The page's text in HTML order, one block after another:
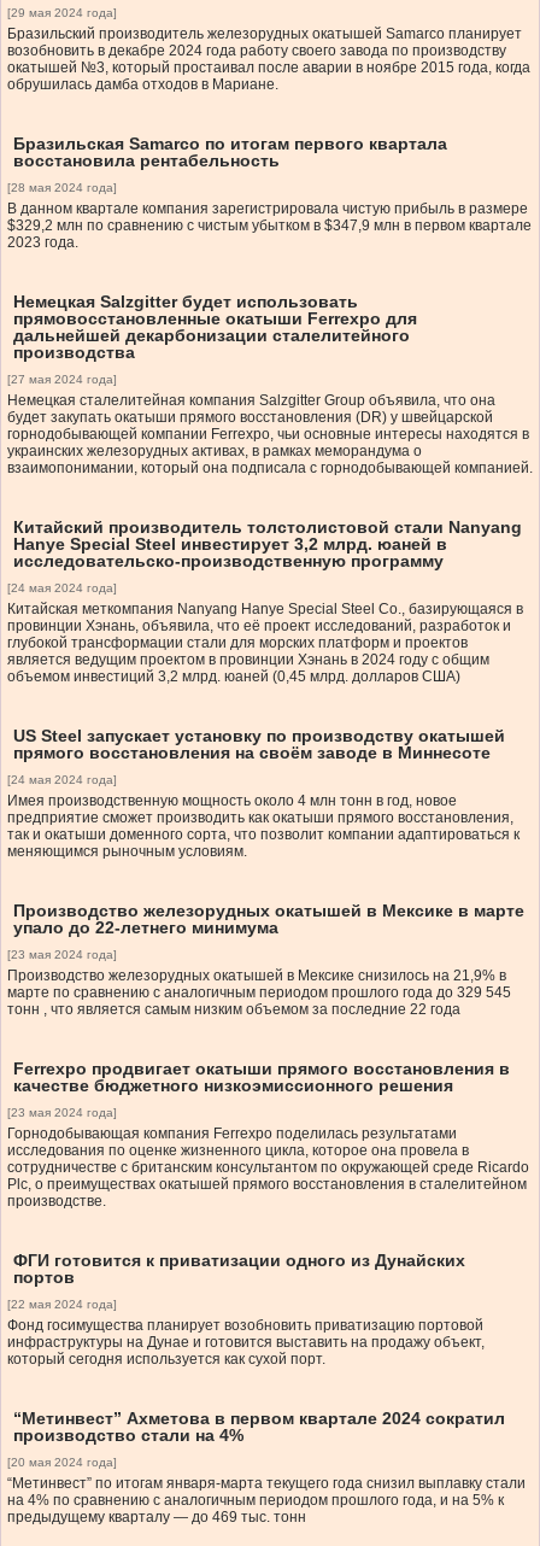
[29 мая 2024 года]
Бразильский производитель железорудных окатышей Samarco планирует
возобновить в декабре 2024 года работу своего завода по производству
окатышей №3, который простаивал после аварии в ноябре 2015 года, когда
обрушилась дамба отходов в Мариане.
Бразильская Samarco по итогам первого квартала
восстановила рентабельность
[28 мая 2024 года]
В данном квартале компания зарегистрировала чистую прибыль в размере
$329,2 млн по сравнению с чистым убытком в $347,9 млн в первом квартале
2023 года.
Немецкая Salzgitter будет использовать
прямовосстановленные окатыши Ferrexpo для
дальнейшей декарбонизации сталелитейного
производства
[27 мая 2024 года]
Немецкая сталелитейная компания Salzgitter Group объявила, что она
будет закупать окатыши прямого восстановления (DR) у швейцарской
горнодобывающей компании Ferrexpo, чьи основные интересы находятся в
украинских железорудных активах, в рамках меморандума о
взаимопонимании, который она подписала с горнодобывающей компанией.
Китайский производитель толстолистовой стали Nanyang
Hanye Special Steel инвестирует 3,2 млрд. юаней в
исследовательско-производственную программу
[24 мая 2024 года]
Китайская меткомпания Nanyang Hanye Special Steel Co., базирующаяся в
провинции Хэнань, объявила, что её проект исследований, разработок и
глубокой трансформации стали для морских платформ и проектов
является ведущим проектом в провинции Хэнань в 2024 году с общим
объемом инвестиций 3,2 млрд. юаней (0,45 млрд. долларов США)
US Steel запускает установку по производству окатышей
прямого восстановления на своём заводе в Миннесоте
[24 мая 2024 года]
Имея производственную мощность около 4 млн тонн в год, новое
предприятие сможет производить как окатыши прямого восстановления,
так и окатыши доменного сорта, что позволит компании адаптироваться к
меняющимся рыночным условиям.
Производство железорудных окатышей в Мексике в марте
упало до 22-летнего минимума
[23 мая 2024 года]
Производство железорудных окатышей в Мексике снизилось на 21,9% в
марте по сравнению с аналогичным периодом прошлого года до 329 545
тонн , что является самым низким объемом за последние 22 года
Ferrexpo продвигает окатыши прямого восстановления в
качестве бюджетного низкоэмиссионного решения
[23 мая 2024 года]
Горнодобывающая компания Ferrexpo поделилась результатами
исследования по оценке жизненного цикла, которое она провела в
сотрудничестве с британским консультантом по окружающей среде Ricardo
Plc, о преимуществах окатышей прямого восстановления в сталелитейном
производстве.
ФГИ готовится к приватизации одного из Дунайских
портов
[22 мая 2024 года]
Фонд госимущества планирует возобновить приватизацию портовой
инфраструктуры на Дунае и готовится выставить на продажу объект,
который сегодня используется как сухой порт.
“Метинвест” Ахметова в первом квартале 2024 сократил
производство стали на 4%
[20 мая 2024 года]
“Метинвест” по итогам января-марта текущего года снизил выплавку стали
на 4% по сравнению с аналогичным периодом прошлого года, и на 5% к
предыдущему кварталу — до 469 тыс. тонн